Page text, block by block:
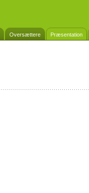
Oversættere Præsentation